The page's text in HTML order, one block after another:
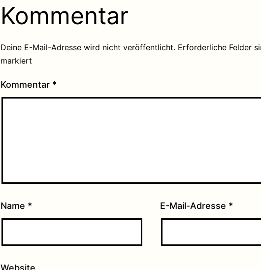
Kommentar
Deine E-Mail-Adresse wird nicht veröffentlicht. Erforderliche Felder
markiert
Kommentar *
Name * E-Mail-Adresse *
Website